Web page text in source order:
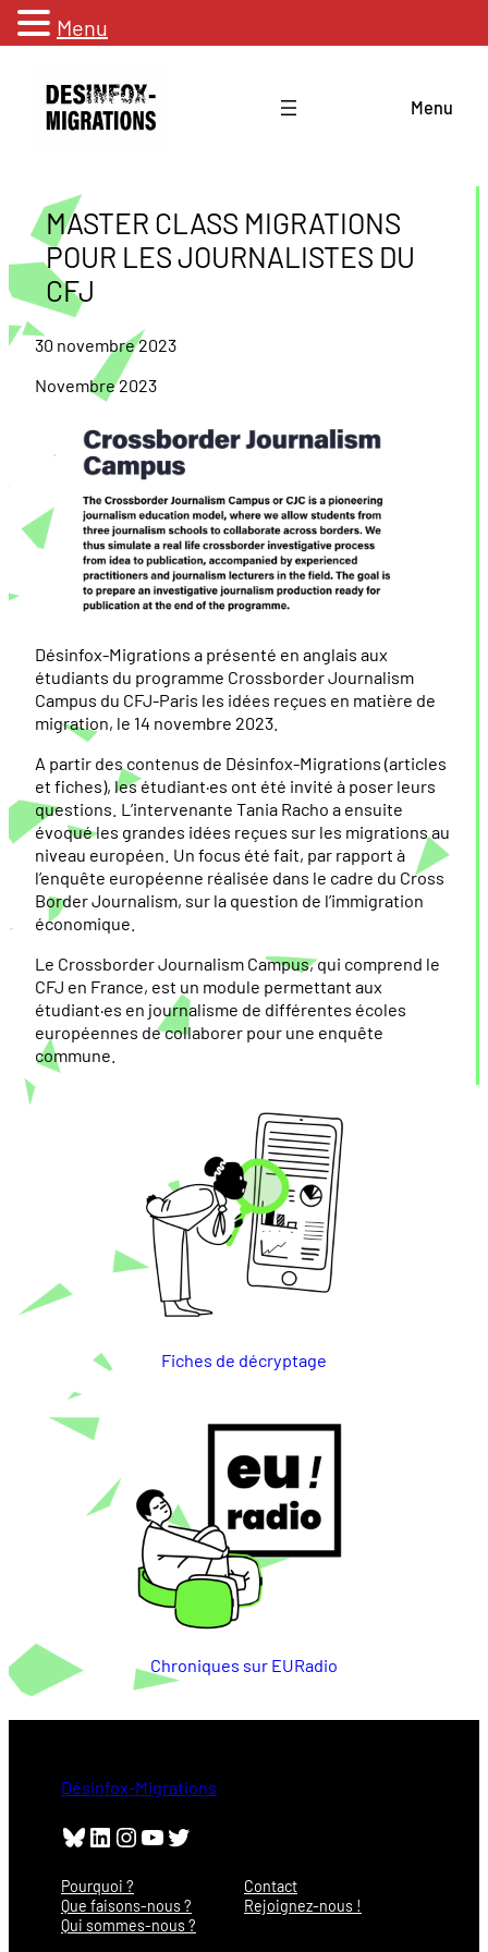
contenu
Menu
MASTER CLASS MIGRATIONS
POUR LES JOURNALISTES DU
CFJ
30 novembre 2023
Novembre 2023
Désinfox-Migrations a présenté en anglais aux
étudiants du programme Crossborder Journalism
Campus du CFJ-Paris les idées reçues en matière de
migration, le 14 novembre 2023.
A partir des contenus de Désinfox-Migrations (articles
et fiches), les étudiant·es ont été invité à poser leurs
questions. L’intervenante Tania Racho a ensuite
évoqué les grandes idées reçues sur les migrations au
niveau européen. Un focus été fait, par rapport à
l’enquête européenne réalisée dans le cadre du Cross
Border Journalism, sur la question de l’immigration
économique.
Le Crossborder Journalism Campus, qui comprend le
CFJ en France, est un module permettant aux
étudiant·es en journalisme de différentes écoles
européennes de collaborer pour une enquête
commune.
Fiches de décryptage
Chroniques sur EURadio
Désinfox-Migrations
Bluesky LinkedIn Instagram YouTube Twitter
Pourquoi ?
Que faisons-nous ?
Qui sommes-nous ?
Contact
Rejoignez-nous !
Menu